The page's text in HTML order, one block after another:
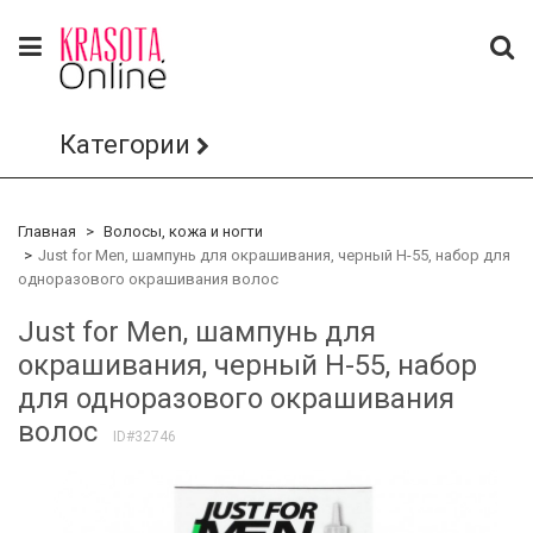
Категории
Главная
Волосы, кожа и ногти
Just for Men, шампунь для окрашивания, черный H-55, набор для
одноразового окрашивания волос
Just for Men, шампунь для
окрашивания, черный H-55, набор
для одноразового окрашивания
волос
ID#32746